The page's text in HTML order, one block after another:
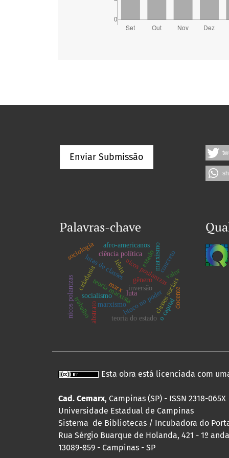
Enviar Submissão
Palavras-chave
teoria marxista
nicos poulantzas
estado
classes sociais
lutas de classes
bloco no poder
marxismo
marxismo
socialismo luta
cidadania gênero
marx
trabalho
ciência política
nicos polantzas teoria do estado
sociologia afro-americanos
lênin
o capital
concreto
abstrato
docente
inversão
valor
Esta obra está licenciada com
Cad. Cemarx, Campinas (SP) - ISSN 2318-065X
Universidade Estadual de Campinas
Sistema de Bibliotecas / Incubadora do
Rua Sérgio Buarque de Holanda, 421 - 1º
13089-859 - Campinas - SP